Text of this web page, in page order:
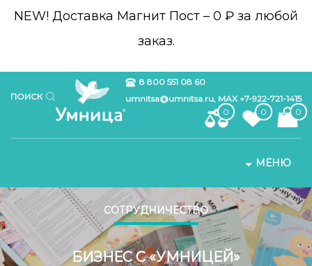
NEW! Доставка Магнит Пост – 0 ₽ за любой
заказ.
ПОИСК
8 800 551 08 60
umnitsa@umnitsa.ru, MAX +7-922-721-1415
0
0 0
МЕНЮ
СОТРУДНИЧЕСТВО
БИЗНЕС С «УМНИЦЕЙ»